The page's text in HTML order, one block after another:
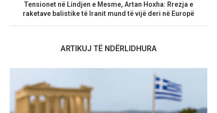
Tensionet në Lindjen e Mesme, Artan Hoxha: Rrezja e
raketave balistike të Iranit mund të vijë deri në Europë
ARTIKUJ TË NDËRLIDHURA